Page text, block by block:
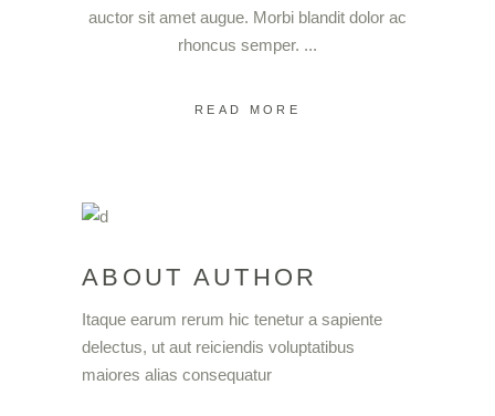
auctor sit amet augue. Morbi blandit dolor ac
rhoncus semper.
READ MORE
ABOUT AUTHOR
Itaque earum rerum hic tenetur a sapiente
delectus, ut aut reiciendis voluptatibus
maiores alias consequatur